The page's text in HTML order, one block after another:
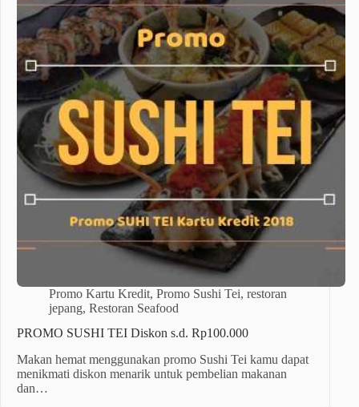
Promo Kartu Kredit, Promo Sushi Tei, restoran
jepang, Restoran Seafood
PROMO SUSHI TEI Diskon s.d. Rp100.000
Makan hemat menggunakan promo Sushi Tei kamu dapat
menikmati diskon menarik untuk pembelian makanan
dan…